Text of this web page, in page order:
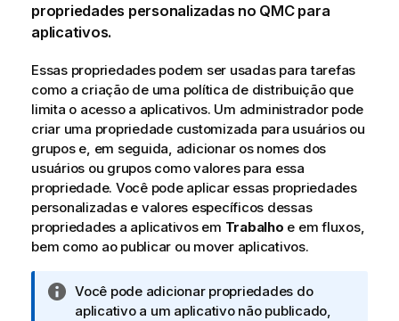
propriedades personalizadas no QMCpara
aplicativos.
Essas propriedades podem ser usadas para tarefas
como a criação de uma política de distribuição que
limita o acesso a aplicativos. Um administrador pode
criar uma propriedade customizada para usuários ou
grupos e, em seguida, adicionar os nomes dos
usuários ou grupos como valores para essa
propriedade. Você pode aplicar essas propriedades
personalizadas e valores específicos dessas
propriedades a aplicativos em Trabalho e em fluxos,
bem como ao publicar ou mover aplicativos.
N
o
Você pode adicionar propriedades do
aplicativo a um aplicativo não publicado,